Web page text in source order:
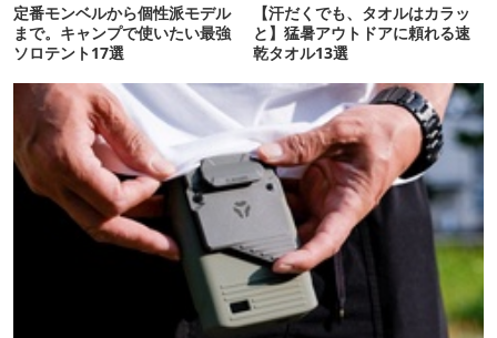
定番モンベルから個性派モデル
まで。キャンプで使いたい最強
ソロテント17選
【汗だくでも、タオルはカラッ
と】猛暑アウトドアに頼れる速
乾タオル13選